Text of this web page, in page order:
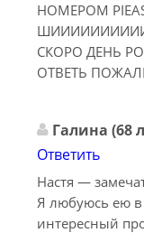
НОМЕРОМ
СКОРО ДЕНЬ
ОТВЕТЬ
Галина (68
Ответить
Настя —
Я любуюсь ею в
интересный